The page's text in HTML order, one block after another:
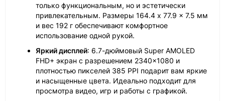
только функциональным, но и эстетически
привлекательным. Размеры 164.4 x 77.9 x 7.5 мм
и вес 192 г обеспечивают комфортное
использование одной рукой.
Яркий дисплей: 6.7-дюймовый Super AMOLED
FHD+ экран с разрешением 2340×1080 и
плотностью пикселей 385 PPI подарит вам яркие
и насыщенные цвета. Идеально подходит для
просмотра видео, игр и работы с графикой.